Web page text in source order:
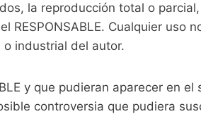
la reproducción total o
Cualquier uso
industrial del autor.
y que pudieran aparecer en
controversia que pudiera